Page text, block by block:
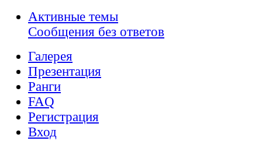
Активные темы
Сообщения без ответов
Галерея
Презентация
Ранги
FAQ
Регистрация
Вход